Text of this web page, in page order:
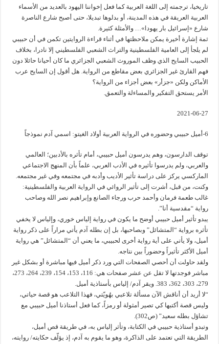
تاريخيا، ترجمته إلى اللغة العربية كما فعل إخواننا اليهود بالعديد من الأسماء
العربية العريقة في هذه المدينة، أو بدلوها تبديلا، حتى أصبح شارع الناصرة
شارع «إسرائيل بار يهودا»… والأمثلة كثيرة.
ثمة إشارة أخيرة يمكن ملاحظتها في أثناء قراءة الروايتين تكمن في أن حبيبي
لم يلجأ إلى العامية الفلسطينية والتراث الشعبي الفلسطيني إلا نادرا، بخلاف
الحبيب السايح الذي وظف الموروث الشعبي الجزائري ما كان أحيانا حائلا دون
فهم القارئ غير الجزائري بعض مقاطع من الرواية. هل أقول إن السايح عرب
الأماكن ولكن «جزأر» بعض أجزاء من الرواية؟
الأمر يستحق التفكير والمساءلة والتعمق.
2021-06-27
6-أميل حبيبي وحضوره في الرواية العربية أولاد الغيتو: اسمي آدم نموذجاً
توقف الدارسون، وهم يدرسون أميل حبيبي، أمام تأثره بالأدبين؛ العالمي
والعربي، ولم يدرسوا تأثيره في الأدب العربي، علماً بأن المنهج الاجتماعي
الماركسي يركز على دراسة تأثير الأديب وأدبه في مجتمعه وفي غير مجتمعه.
وكنت، من قبل، أشرت إلى تأثير الروائي في الرواية العربية والفلسطينية:
غالب طعمة فرمان وأحمد حرب ورجاء الصانع وإبراهيم نصر الله وصاحب
رواية “مقدسية أنا”.
يبدو تأثير أميل حبيبي أوضح ما يكون في رواية إلياس خوري، وإلياس لا يخفي
تأثره برواية “المتشائل” وبصاحبها، بل إن بطله آدم يأتي مراراً على ذكر رواية
أميل، ولا يأتي على أية رواية أخرى لحبيبي، ما يعني أن “المتشائل” هي رواية
أميل الأكثر تأثيراً وحضوراً بين نتاجه.
ولقد حاولت أن أحصي الصفحات التي ورد ذكر أميل فيها مباشرة أو بشكل غير
مباشر فوجدتها لا تقل عن عشر صفحات هي: 116، 153، 154، 239، 264، 273،
279، 303، 362، 383. ويقر آدم/ إلياس بأستاذية أميل.
“لا أريد أن أناقش الآن مسألة تلاعبي بهُويّتي، فهذا التلاعب هو قصة حياتي،
وليس قصة أكتبها كي تصير أمثولة أو رمزاً، كما فعل أستاذنا أميل حبيبي مع
تشاؤل بطله سعيد” (ص302).
وتبدو أستاذية حبيبي في الكتابة، وتأثر إلياس به، في طريقة قص أميل،
الطريقة التي تعتمد على الذاكرة، وهو ما يقوم به آدم، إذ يؤلّف حكايته/ روايته،